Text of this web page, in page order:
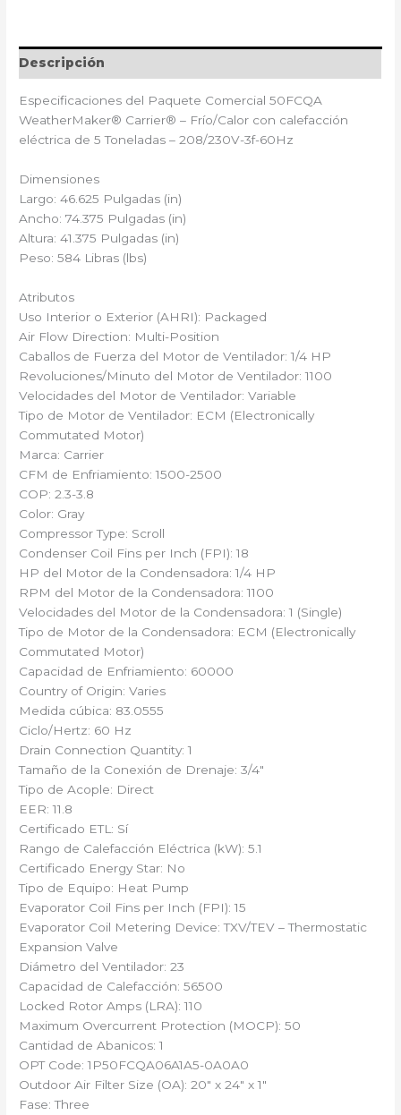
Descripción
Especificaciones del Paquete Comercial 50FCQA
WeatherMaker® Carrier®️ – Frío/Calor con calefacción
eléctrica de 5 Toneladas – 208/230V-3f-60Hz
Dimensiones
Largo: 46.625 Pulgadas (in)
Ancho: 74.375 Pulgadas (in)
Altura: 41.375 Pulgadas (in)
Peso: 584 Libras (lbs)
Atributos
Uso Interior o Exterior (AHRI): Packaged
Air Flow Direction: Multi-Position
Caballos de Fuerza del Motor de Ventilador: 1/4 HP
Revoluciones/Minuto del Motor de Ventilador: 1100
Velocidades del Motor de Ventilador: Variable
Tipo de Motor de Ventilador: ECM (Electronically
Commutated Motor)
Marca: Carrier
CFM de Enfriamiento: 1500-2500
COP: 2.3-3.8
Color: Gray
Compressor Type: Scroll
Condenser Coil Fins per Inch (FPI): 18
HP del Motor de la Condensadora: 1/4 HP
RPM del Motor de la Condensadora: 1100
Velocidades del Motor de la Condensadora: 1 (Single)
Tipo de Motor de la Condensadora: ECM (Electronically
Commutated Motor)
Capacidad de Enfriamiento: 60000
Country of Origin: Varies
Medida cúbica: 83.0555
Ciclo/Hertz: 60 Hz
Drain Connection Quantity: 1
Tamaño de la Conexión de Drenaje: 3/4″
Tipo de Acople: Direct
EER: 11.8
Certificado ETL: Sí
Rango de Calefacción Eléctrica (kW): 5.1
Certificado Energy Star: No
Tipo de Equipo: Heat Pump
Evaporator Coil Fins per Inch (FPI): 15
Evaporator Coil Metering Device: TXV/TEV – Thermostatic
Expansion Valve
Diámetro del Ventilador: 23
Capacidad de Calefacción: 56500
Locked Rotor Amps (LRA): 110
Maximum Overcurrent Protection (MOCP): 50
Cantidad de Abanicos: 1
OPT Code: 1P50FCQA06A1A5-0A0A0
Outdoor Air Filter Size (OA): 20″ x 24″ x 1″
Fase: Three